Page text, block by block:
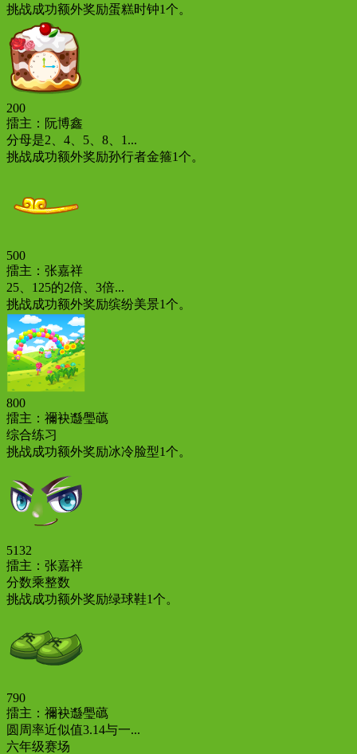
挑战成功额外奖励蛋糕时钟1个。
200
擂主：阮博鑫
分母是2、4、5、8、1...
挑战成功额外奖励孙行者金箍1个。
500
擂主：张嘉祥
25、125的2倍、3倍...
挑战成功额外奖励缤纷美景1个。
800
擂主：禰袂邎璺蘤
综合练习
挑战成功额外奖励冰冷脸型1个。
5132
擂主：张嘉祥
分数乘整数
挑战成功额外奖励绿球鞋1个。
790
擂主：禰袂邎璺蘤
圆周率近似值3.14与一...
六年级赛场